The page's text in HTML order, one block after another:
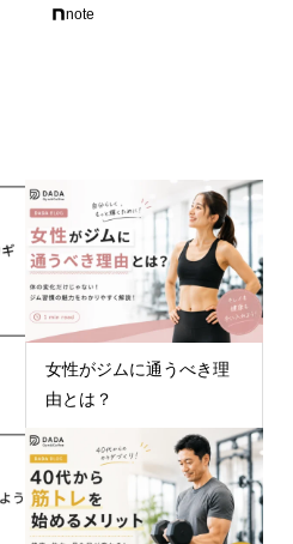
note
女性がジムに通うべき理
由とは？